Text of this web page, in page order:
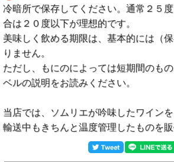
冷暗所で保存してください。通常２５
合は２０度以下が理想的です。
美味しく飲める期限は、基本的には（
りません。
ただし、もにのによっては短期間のも
ベルの説明をお読みください。
当店では、ソムリエが吟味したワインを
輸送中もきちんと温度管理したものを販